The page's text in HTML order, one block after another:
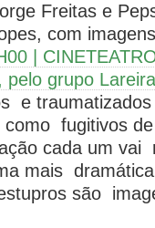
Freitas e
com
|
pelo grupo
e
fugitivos
cada um
mais
são